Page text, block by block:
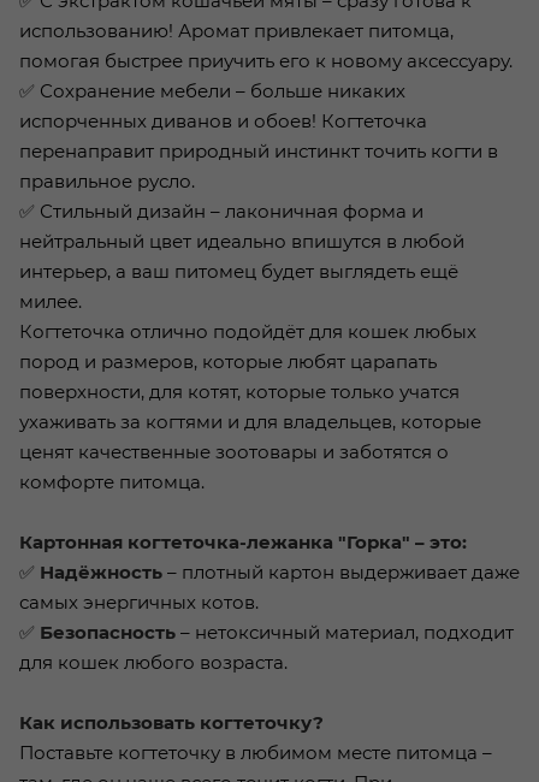
использованию! Аромат привлекает питомца,
помогая быстрее приучить его к новому аксессуару.
✅ Сохранение мебели – больше никаких
испорченных диванов и обоев! Когтеточка
перенаправит природный инстинкт точить когти в
правильное русло.
✅ Стильный дизайн – лаконичная форма и
нейтральный цвет идеально впишутся в любой
интерьер, а ваш питомец будет выглядеть ещё
милее.
Когтеточка отлично подойдёт для кошек любых
пород и размеров, которые любят царапать
поверхности, для котят, которые только учатся
ухаживать за когтями и для владельцев, которые
ценят качественные зоотовары и заботятся о
комфорте питомца.
Картонная когтеточка-лежанка "Горка" – это:
✅ Надёжность – плотный картон выдерживает даже
самых энергичных котов.
✅ Безопасность – нетоксичный материал, подходит
для кошек любого возраста.
Как использовать когтеточку?
Поставьте когтеточку в любимом месте питомца –